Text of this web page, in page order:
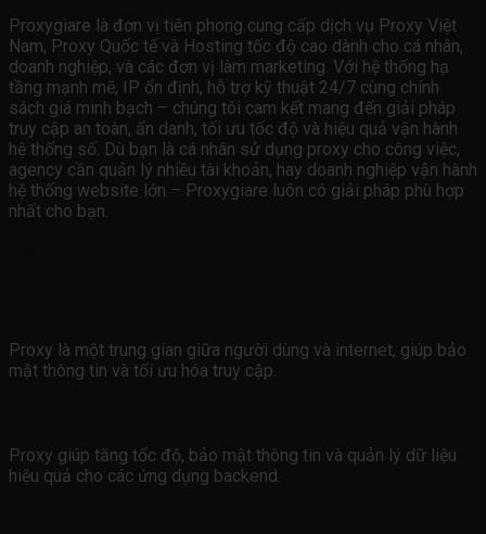
Proxygiare là đơn vị tiên phong cung cấp dịch vụ Proxy Việt
Nam, Proxy Quốc tế và Hosting tốc độ cao dành cho cá nhân,
doanh nghiệp, và các đơn vị làm marketing. Với hệ thống hạ
tầng mạnh mẽ, IP ổn định, hỗ trợ kỹ thuật 24/7 cùng chính
sách giá minh bạch – chúng tôi cam kết mang đến giải pháp
truy cập an toàn, ẩn danh, tối ưu tốc độ và hiệu quả vận hành
hệ thống số. Dù bạn là cá nhân sử dụng proxy cho công việc,
agency cần quản lý nhiều tài khoản, hay doanh nghiệp vận hành
hệ thống website lớn – Proxygiare luôn có giải pháp phù hợp
nhất cho bạn.
Proxy là một trung gian giữa người dùng và internet, giúp bảo
mật thông tin và tối ưu hóa truy cập.
Proxy giúp tăng tốc độ, bảo mật thông tin và quản lý dữ liệu
hiệu quả cho các ứng dụng backend.